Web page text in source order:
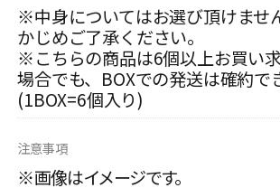
※中身についてはお選び頂けませ
かじめご了承ください。
※こちらの商品は6個以上お買い
場合でも、BOXでの発送は確約で
(1BOX=6個入り)
注意事項
※画像はイメージです。